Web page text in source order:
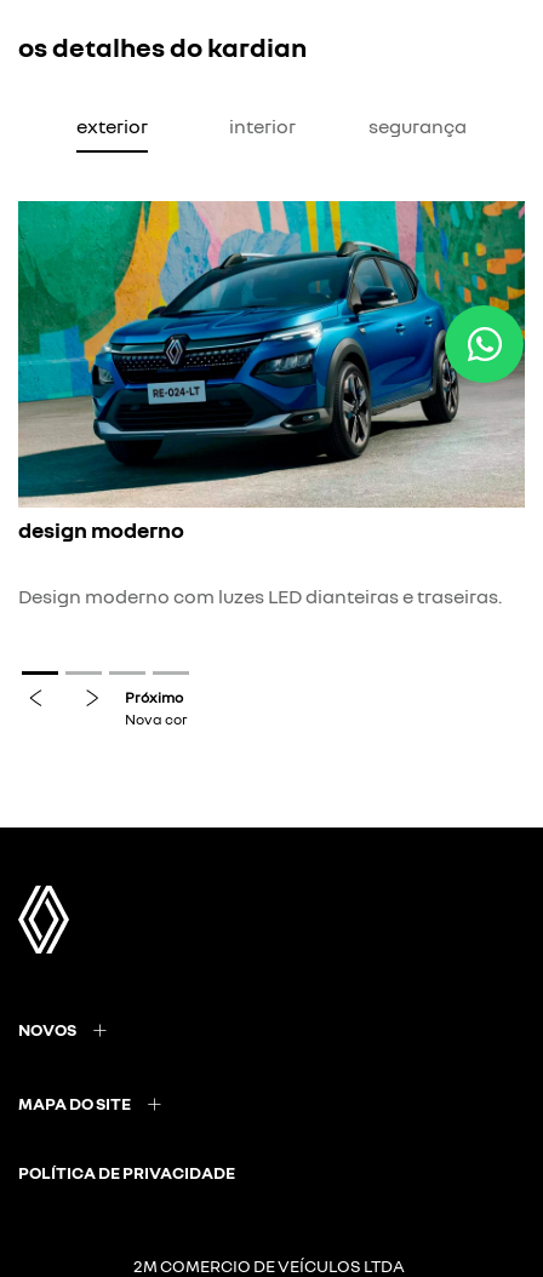
os detalhes do kardian
exterior interior segurança
moderno
moderno com luzes LED dianteiras e traseiras.
previous next
nova
NOVOS
MAPA DO SITE
POLÍTICA DE PRIVACIDADE
2M COMERCIO DE VEÍCULOS LTDA